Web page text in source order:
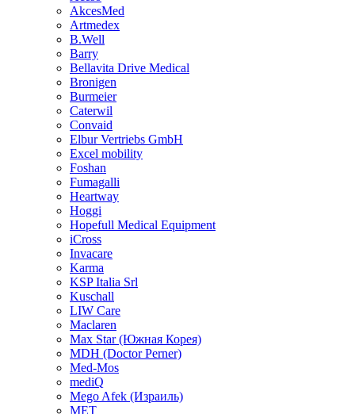
AkcesMed
Artmedex
B.Well
Barry
Bellavita Drive Medical
Bronigen
Burmeier
Caterwil
Convaid
Elbur Vertriebs GmbH
Excel mobility
Foshan
Fumagalli
Heartway
Hoggi
Hopefull Medical Equipment
iCross
Invacare
Karma
KSP Italia Srl
Kuschall
LIW Care
Maclaren
Max Star (Южная Корея)
MDH (Doctor Perner)
Med-Mos
mediQ
Mego Afek (Израиль)
MET